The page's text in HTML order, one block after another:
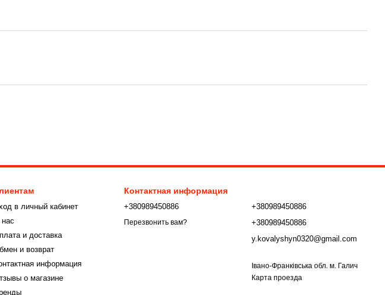
в личный кабинет
и доставка
и возврат
информация
о магазине
Контактная информация
+380989450886
Перезвонить вам?
+380989450886
+380989450886
y.kovalyshyn0320@gmail.com
Івано-Франківська обл. м. Галич
Карта проезда